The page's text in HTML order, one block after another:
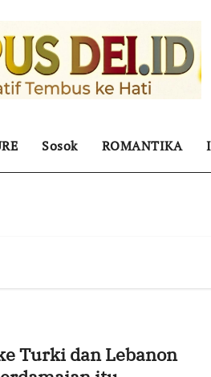
Sosok ROMANTIKA
Turki dan Lebanon